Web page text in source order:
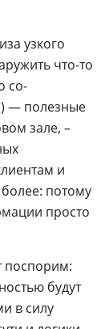
узкого
что-то
со-
— полезные
зале, –
и
потому
просто
поспорим:
будут
в силу